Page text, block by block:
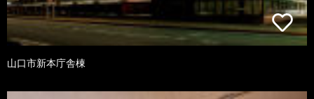
山口市新本庁舎棟